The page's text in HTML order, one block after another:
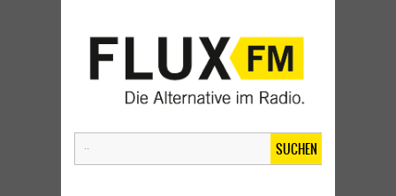
SUCHEN